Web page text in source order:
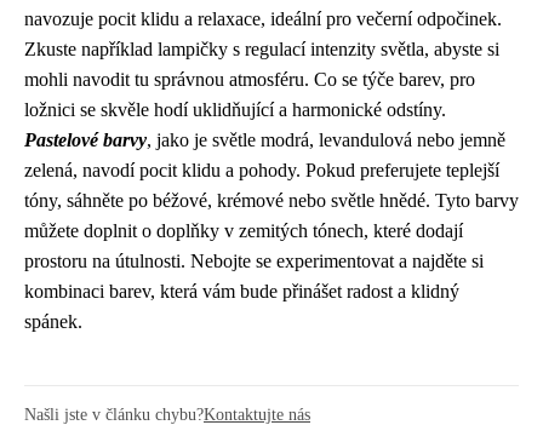
navozuje pocit klidu a relaxace, ideální pro večerní odpočinek.
Zkuste například lampičky s regulací intenzity světla, abyste si
mohli navodit tu správnou atmosféru. Co se týče barev, pro
ložnici se skvěle hodí uklidňující a harmonické odstíny.
Pastelové barvy, jako je světle modrá, levandulová nebo jemně
zelená, navodí pocit klidu a pohody. Pokud preferujete teplejší
tóny, sáhněte po béžové, krémové nebo světle hnědé. Tyto barvy
můžete doplnit o doplňky v zemitých tónech, které dodají
prostoru na útulnosti. Nebojte se experimentovat a najděte si
kombinaci barev, která vám bude přinášet radost a klidný
spánek.
Našli jste v článku chybu?Kontaktujte nás